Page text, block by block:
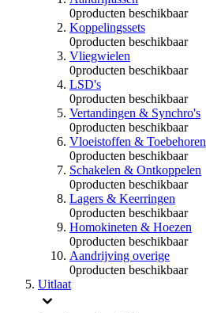
0producten beschikbaar
Koppelingssets
0producten beschikbaar
Vliegwielen
0producten beschikbaar
LSD's
0producten beschikbaar
Vertandingen & Synchro's
0producten beschikbaar
Vloeistoffen & Toebehoren
0producten beschikbaar
Schakelen & Ontkoppelen
0producten beschikbaar
Lagers & Keerringen
0producten beschikbaar
Homokineten & Hoezen
0producten beschikbaar
Aandrijving overige
0producten beschikbaar
Uitlaat